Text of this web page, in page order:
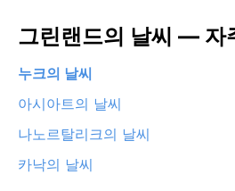
그린랜드의 날씨 —
누크의 날씨
아시아트의 날씨
나노르탈리크의 날씨
카낙의 날씨